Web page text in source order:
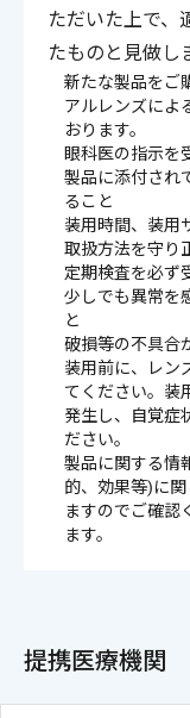
ただいた上で、
たものと見做し
新たな製品をご
アルレンズによ
おります。
眼科医の指示を
製品に添付され
ること
装用時間、装用
取扱方法を守り
定期検査を必ず
少しでも異常を
と
破損等の不具合
装用前に、レン
てください。装
発生し、自覚症
ださい。
製品に関する情
的、効果等)に
ますのでご確認
ます。
提携医療機関